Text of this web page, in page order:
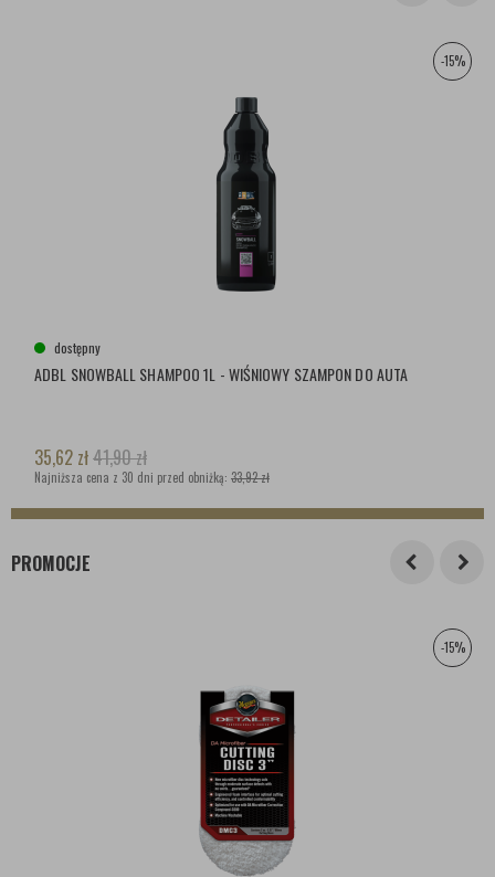
-15%
dostępny
ADBL SNOWBALL SHAMPOO 1L - WIŚNIOWY SZAMPON DO AUTA
35,62 zł41,90zł
Najniższa cena z 30 dni przed obniżką: 33,92 zł
PROMOCJE
-15%